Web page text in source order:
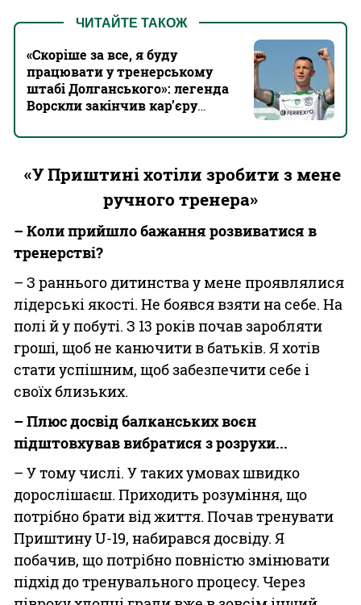
ЧИТАЙТЕ ТАКОЖ
«Скоріше за все, я буду
працювати у тренерському
штабі Долганського»: легенда
Ворскли закінчив кар’єру
«У Приштині хотіли зробити з мене
ручного тренера»
– Коли прийшло бажання розвиватися в
тренерстві?
– З раннього дитинства у мене проявлялися
лідерські якості. Не боявся взяти на себе. На
полі й у побуті. З 13 років почав заробляти
гроші, щоб не канючити в батьків. Я хотів
стати успішним, щоб забезпечити себе і
своїх близьких.
– Плюс досвід балканських воєн
підштовхував вибратися з розрухи...
– У тому числі. У таких умовах швидко
дорослішаєш. Приходить розуміння, що
потрібно брати від життя. Почав тренувати
Приштину U-19, набирався досвіду. Я
побачив, що потрібно повністю змінювати
підхід до тренувального процесу. Через